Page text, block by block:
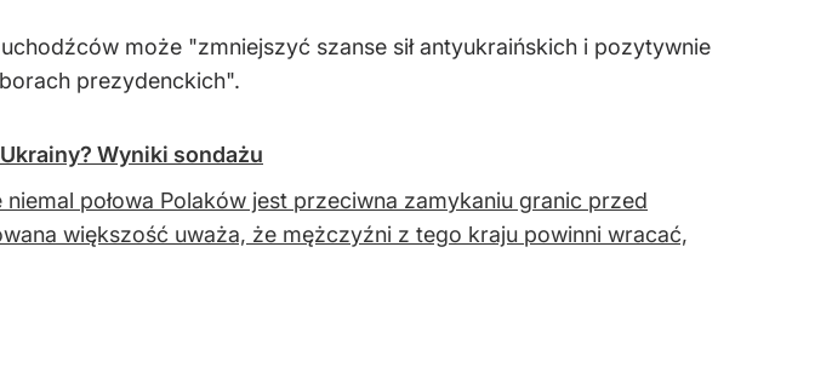
może "zmniejszyć szanse sił antyukraińskich i pozytywnie
prezydenckich".
Wyniki sondażu
połowa Polaków jest przeciwna zamykaniu granic przed
większość uważa, że mężczyźni z tego kraju powinni wracać,